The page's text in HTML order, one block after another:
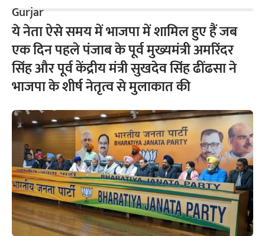
ये नेता ऐसे समय में भाजपा में शामिल हुए हैं जब
एक दिन पहले पंजाब के पूर्व मुख्यमंत्री अमरिंदर
सिंह और पूर्व केंद्रीय मंत्री सुखदेव सिंह ढींढसा ने
भाजपा के शीर्ष नेतृत्व से मुलाकात की